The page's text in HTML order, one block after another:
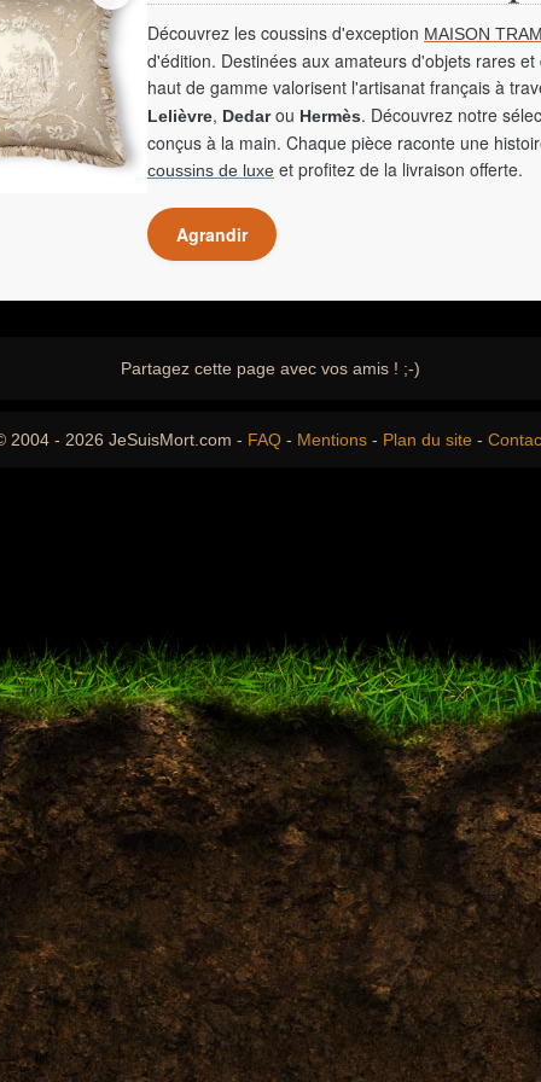
Découvrez les coussins d'exception MAISON
d'édition. Destinées aux amateurs d'objets rares
haut de gamme valorisent l'artisanat français à
Lelièvre, Dedarou Hermès. Découvrez notre
conçus à la main. Chaque pièce raconte une
coussins de luxe et profitez de la livraison offerte.
Agrandir
Partagez cette page avec vos amis ! ;-)
2004 - 2026 JeSuisMort.com - FAQ - Mentions - Plan du site -